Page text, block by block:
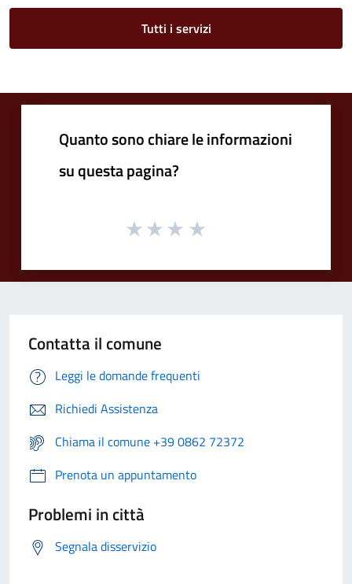
Tutti i servizi
Quanto sono chiare le informazioni
su questa pagina?
Contatta il comune
Leggi le domande frequenti
Richiedi Assistenza
Chiama il comune +39 0862 72372
Prenota un appuntamento
Problemi in città
Segnala disservizio